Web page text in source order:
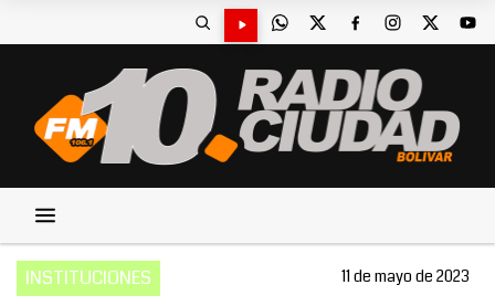
INSTITUCIONES 11 de mayo de 2023